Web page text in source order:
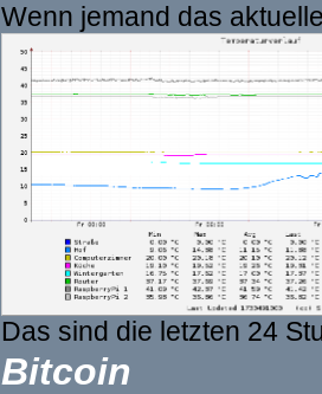
Wenn jemand das
Das sind die letzten 24
Bitcoin